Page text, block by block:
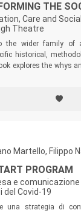
THE
Care and
Theatre
the wider family of
historical,
explores the whys
attention to Italy. It is
Conference
Inclusion through
and inclusion.
Martello, Filippo
PROGRAM
e
del Covid-19
una strategia di